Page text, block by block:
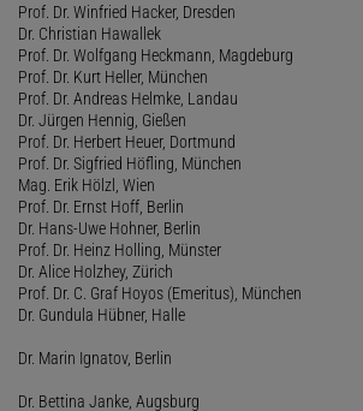
Prof. Dr. Winfried Hacker, Dresden
Dr. Christian Hawallek
Prof. Dr. Wolfgang Heckmann, Magdeburg
Prof. Dr. Kurt Heller, München
Prof. Dr. Andreas Helmke, Landau
Dr. Jürgen Hennig, Gießen
Prof. Dr. Herbert Heuer, Dortmund
Prof. Dr. Sigfried Höfling, München
Mag. Erik Hölzl, Wien
Prof. Dr. Ernst Hoff, Berlin
Dr. Hans-Uwe Hohner, Berlin
Prof. Dr. Heinz Holling, Münster
Dr. Alice Holzhey, Zürich
Prof. Dr. C. Graf Hoyos (Emeritus), München
Dr. Gundula Hübner, Halle
Dr. Marin Ignatov, Berlin
Dr. Bettina Janke, Augsburg